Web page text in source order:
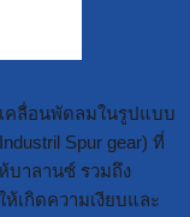
คลื่อนพัดลมในรูปแบบ
Spur gear) ที่
บาลานซ์ รวมถึง
เกิดความเงียบและ